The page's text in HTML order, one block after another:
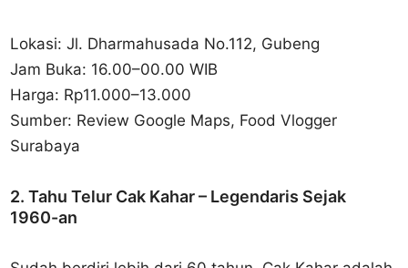
Lokasi: Jl. Dharmahusada No.112, Gubeng
Jam Buka: 16.00–00.00 WIB
Harga: Rp11.000–13.000
Sumber: Review Google Maps, Food Vlogger
Surabaya
2. Tahu Telur Cak Kahar – Legendaris Sejak
1960-an